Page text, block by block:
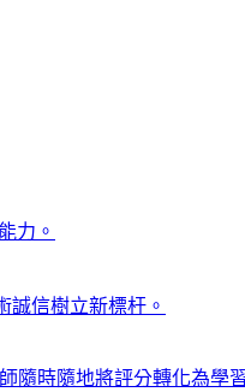
力。
誠信樹立新標杆。
隨時隨地將評分轉化為學